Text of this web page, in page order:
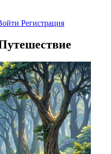
Регистрация